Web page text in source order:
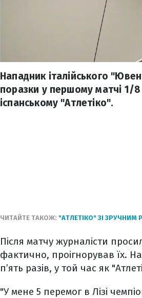
Нападник італійського
поразки у першому матчі 1/8
іспанському "Атлетіко".
ЧИТАЙТЕ ТАКОЖ: "АТЛЕТІКО" ЗІ ЗРУЧНИМ
Після матчу журналісти
фактично, проігнорував їх.
п’ять разів, у той час як
"У мене 5 перемог в Лізі